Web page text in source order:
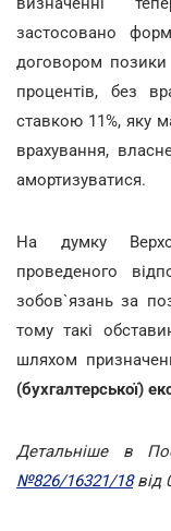
застосовано
договором позики
процентів, без
ставкою 11%, яку
врахування,
амортизуватися.
На думку
проведеного
зобов`язань за
тому такі
шляхом
(бухгалтерської)
Детальніше в
№826/16321/18від